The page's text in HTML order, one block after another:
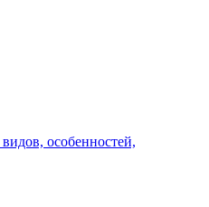
особенностей,